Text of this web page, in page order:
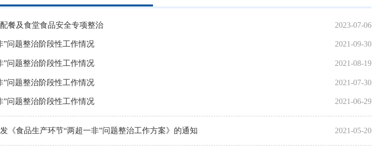
餐及食堂食品安全专项整治 2023-07-06
”问题整治阶段性工作情况 2021-09-30
”问题整治阶段性工作情况 2021-08-19
”问题整治阶段性工作情况 2021-07-30
”问题整治阶段性工作情况 2021-06-29
《食品生产环节“两超一非”问题整治工作方案》的通知 2021-05-20